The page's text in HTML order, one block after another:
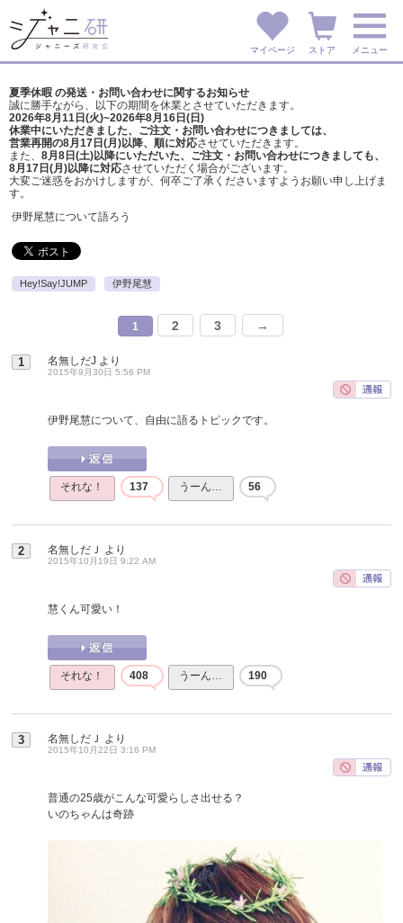
マイページ ストア メニュー
夏季休暇 の発送・お問い合わせに関するお知らせ
誠に勝手ながら、以下の期間を休業とさせていただきます。
2026年8月11日(火)~2026年8月16日(日)
休業中にいただきました、ご注文・お問い合わせにつきましては、
営業再開の8月17日(月)以降、順に対応させていただきます。
また、 8月8日(土)以降にいただいた、ご注文・ お問い合わせにつきましても、
8月17日(月)以降に対応させていただく場合がございます。
大変ご迷惑をおかけしますが、 何卒ご了承くださいますようお願い申し上げま
す。
伊野尾慧について語ろう
Hey!Say!JUMP 伊野尾慧
1 2 3 →
1 名無しだJ より
2015年9月30日 5:56 PM
伊野尾慧について、自由に語るトピックです。
それな！ 137 うーん… 56
2 名無しだＪ より
2015年10月19日 9:22 AM
慧くん可愛い！
それな！ 408 うーん… 190
3 名無しだＪ より
2015年10月22日 3:16 PM
普通の25歳がこんな可愛らしさ出せる？
いのちゃんは奇跡